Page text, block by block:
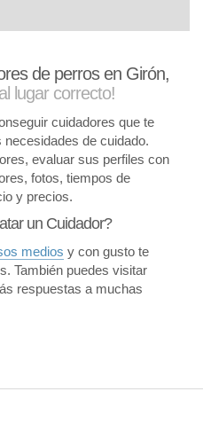
de perros en Girón,
lugar correcto!
cuidadores que te
de cuidado.
evaluar sus perfiles con
fotos, tiempos de
y precios.
un Cuidador?
medios y con gusto te
También puedes visitar
respuestas a muchas